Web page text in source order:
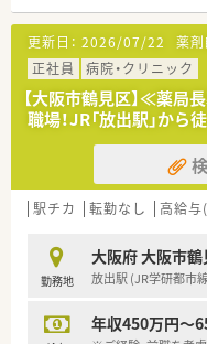
【法人特徴について】
■1999年に設立され
合共済全体で地域住
■病院門前からマン
密着の視点から総合
■営利事業を目的と
第一の視点に立ち、
【職場環境と雰囲気】
■長く勤務している
■産休・育休からの
の生理休暇も月1日
■少人数体制ならで
更新日： 2026/07/22 薬剤
正社員
病院・クリニック
【大阪市鶴見区】≪薬
職場！JR「放出駅」から
駅チカ 転勤なし 高給
勤務地
大阪府 大阪市鶴
放出駅 (JR学研都市
年収450万円～